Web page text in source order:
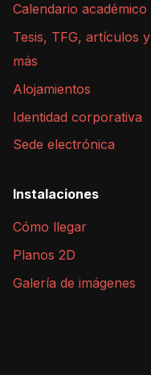
Calendario académico
Tesis, TFG, artículos y
más
Alojamientos
Identidad corporativa
Sede electrónica
Instalaciones
Cómo llegar
Planos 2D
Galería de imágenes